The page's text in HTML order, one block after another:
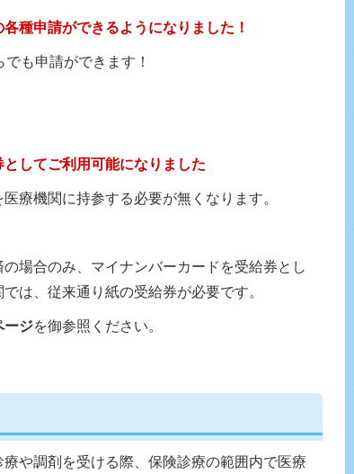
種申請ができるようになりました！
も申請ができます！
してご利用可能になりました
療機関に持参する必要が無くなります。
場合のみ、マイナンバーカードを受給券とし
は、従来通り紙の受給券が必要です。
ージを御参照ください。
や調剤を受ける際、保険診療の範囲内で医療